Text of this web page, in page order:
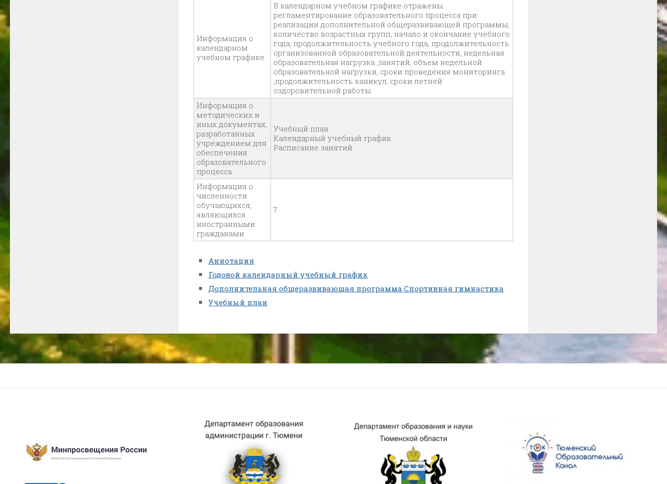
Информация о
календарном
учебном графике
В календарном учебном графике отражены:
регламентирование образовательного процесса при
реализации дополнительной общеразвивающей программы,
количество возрастных групп, начало и окончание учебного
года, продолжительность учебного года, продолжительность
организованной образовательной деятельности, недельная
образовательная нагрузка ,занятий, объем недельной
образовательной нагрузки, сроки проведения мониторинга
,продолжительность каникул, сроки летней
оздоровительной работы.
Информация о
методических и
иных документах,
разработанных
учреждением для
обеспечения
образовательного
процесса
Учебный план
Календарный учебный график
Расписание занятий
Информация о
численности
обучающихся,
являющихся
иностранными
гражданами
7
Аннотация
Годовой календарный учебный график
Дополнительная общеразвивающая программа Спортивная гимнастика
Учебный план